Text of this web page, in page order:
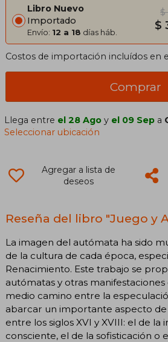
Libro Nuevo
Importado
Envío: 12 a 18 días háb.
$
$
Costos de importación incluídos en
Comprar
Llega entre el 28 Ago y el 09 Sep a
Seleccionar ubicación
Agregar a lista de
deseos
Reseña del libro "Juego y
La imagen del autómata ha sido
de la cultura de cada época,
Renacimiento. Este trabajo se
autómatas y otras
medio camino entre la
abarcar un importante aspecto
entre los siglos XVI y XVIII: el de la
consciente, el de la sofisticación o